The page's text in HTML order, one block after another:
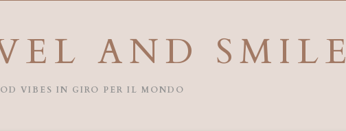
AND SMILE
VIBES IN GIRO PER IL MONDO